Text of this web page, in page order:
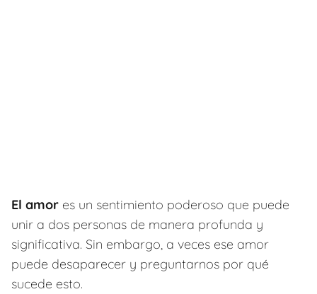
El amor es un sentimiento poderoso que puede
unir a dos personas de manera profunda y
significativa. Sin embargo, a veces ese amor
puede desaparecer y preguntarnos por qué
sucede esto.